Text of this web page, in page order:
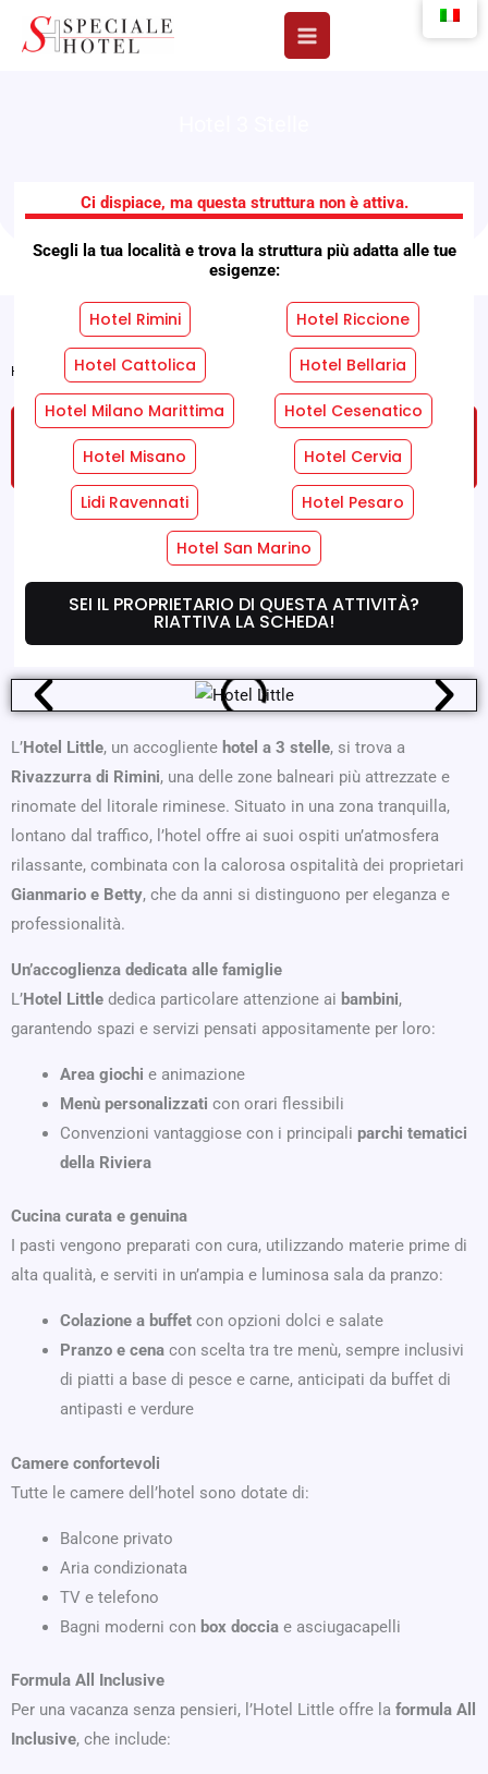
Ci dispiace, ma questa struttura non è attiva.
Scegli la tua località e trova la struttura più adatta alle tue
esigenze:
Hotel Rimini Hotel Riccione
Hotel Cattolica Hotel Bellaria
Hotel Milano Marittima Hotel Cesenatico
Hotel Misano Hotel Cervia
Lidi Ravennati Hotel Pesaro
Hotel San Marino
SEI IL PROPRIETARIO DI QUESTA ATTIVITÀ?
RIATTIVA LA SCHEDA!
Hotel Little
Home Strutture»Hotel Little
RICHIEDI UN PREVENTIVO GRATUITO SENZA
Servizi Hotel Servizi Camere
Dove Siamo Offerte
L’Hotel Little, un accogliente hotel a 3 stelle, si trova a
Rivazzurra di Rimini, una delle zone balneari più attrezzate e
rinomate del litorale riminese. Situato in una zona tranquilla,
lontano dal traffico, l’hotel offre ai suoi ospiti un’atmosfera
rilassante, combinata con la calorosa ospitalità dei proprietari
Gianmario e Betty, che da anni si distinguono per eleganza e
professionalità.
Un’accoglienza dedicata alle famiglie
L’Hotel Little dedica particolare attenzione ai bambini,
garantendo spazi e servizi pensati appositamente per loro:
Area giochi e animazione
Menù personalizzati con orari flessibili
Convenzioni vantaggiose con i principali parchi tematici
della Riviera
Cucina curata e genuina
I pasti vengono preparati con cura, utilizzando materie prime di
alta qualità, e serviti in un’ampia e luminosa sala da pranzo:
Colazione a buffet con opzioni dolci e salate
Pranzo e cena con scelta tra tre menù, sempre inclusivi
di piatti a base di pesce e carne, anticipati da buffet di
antipasti e verdure
Camere confortevoli
Tutte le camere dell’hotel sono dotate di:
Balcone privato
Aria condizionata
TV e telefono
Bagni moderni con box doccia e asciugacapelli
Formula All Inclusive
Per una vacanza senza pensieri, l’Hotel Little offre la formula All
Inclusive, che include: